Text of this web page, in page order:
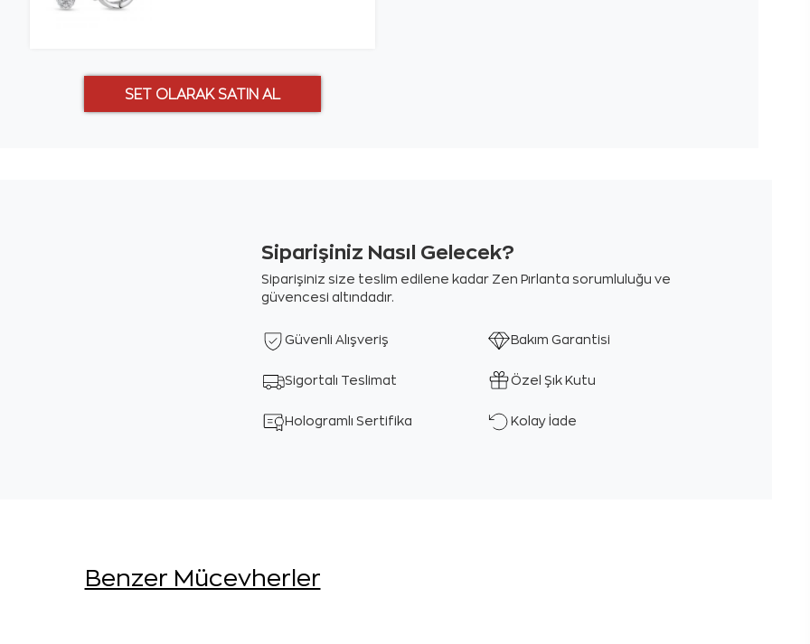
Siparişiniz Nasıl Gelecek?
Siparişiniz size teslim edilene kadar Zen Pırlanta sorumluluğu ve
güvencesi altındadır.
Güvenli Alışveriş Bakım Garantisi
Sigortalı Teslimat Özel Şık Kutu
Hologramlı Sertifika Kolay İade
Benzer Mücevherler